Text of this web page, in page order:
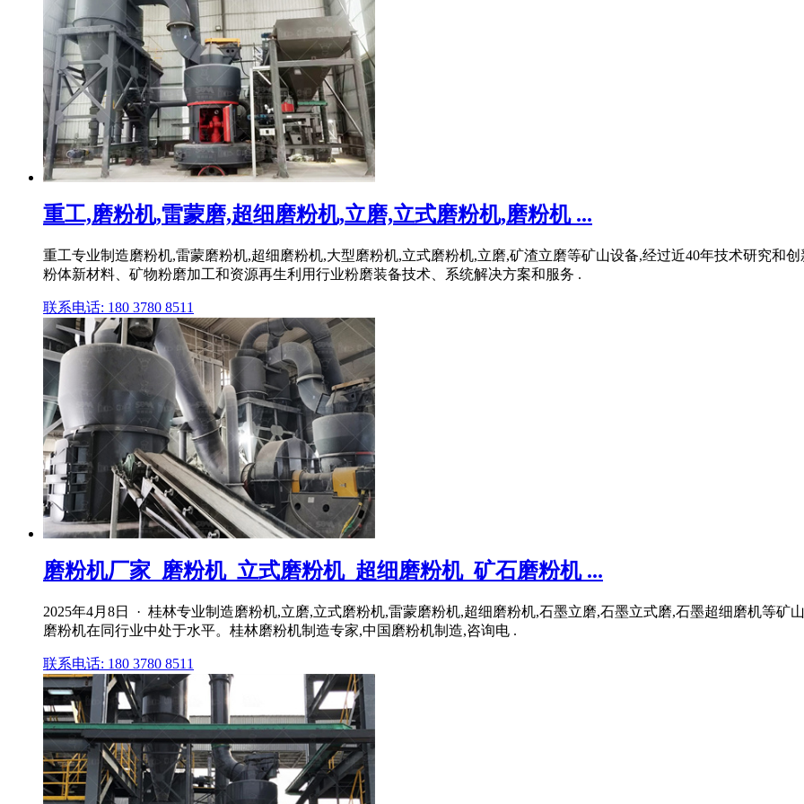
重工,磨粉机,雷蒙磨,超细磨粉机,立磨,立式磨粉机,磨粉机 ...
重工专业制造磨粉机,雷蒙磨粉机,超细磨粉机,大型磨粉机,立式磨粉机,立磨,矿渣立磨等矿山设备,经过近40年技术研究和
粉体新材料、矿物粉磨加工和资源再生利用行业粉磨装备技术、系统解决方案和服务 .
联系电话: 180 3780 8511
磨粉机厂家_磨粉机_立式磨粉机_超细磨粉机_矿石磨粉机 ...
2025年4月8日 · 桂林专业制造磨粉机,立磨,立式磨粉机,雷蒙磨粉机,超细磨粉机,石墨立磨,石墨立式磨,石墨超细磨机等矿
磨粉机在同行业中处于水平。桂林磨粉机制造专家,中国磨粉机制造,咨询电 .
联系电话: 180 3780 8511